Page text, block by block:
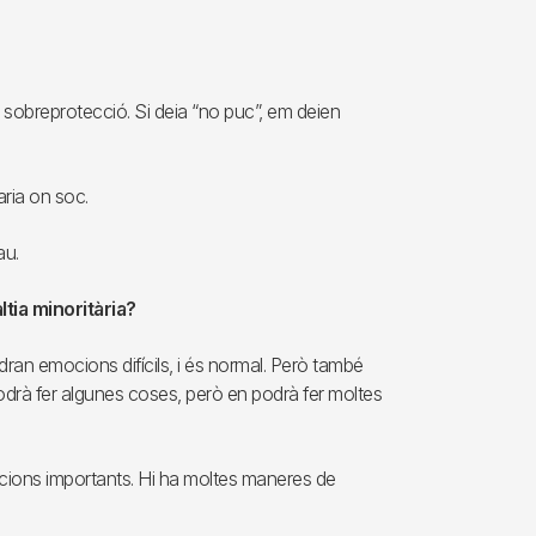
Si deia “no puc”, em deien
on soc.
minoritària?
emocions difícils, i és normal. Però també
fer algunes coses, però en podrà fer moltes
importants. Hi ha moltes maneres de